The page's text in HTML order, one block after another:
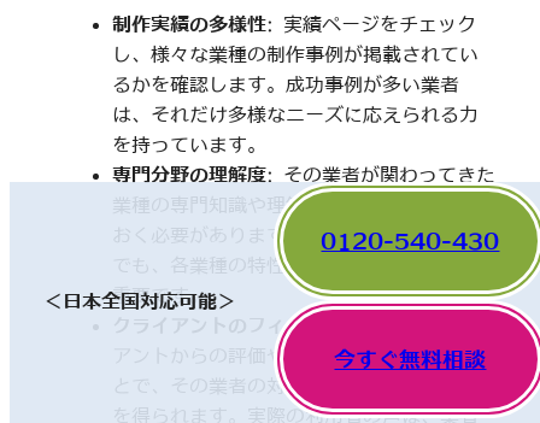
制作実績の多様性: 実績ページをチェック
し、様々な業種の制作事例が掲載されてい
るかを確認します。成功事例が多い業者
は、それだけ多様なニーズに応えられる力
を持っています。
専門分野の理解度: その業者が関わってきた
業種の専門知識や理解度についても触れて
おく必要があります。一見、異なった分野
でも、各業種の特性を理解していることが
重要です。
クライアントのフィードバック
アントからの評価やレビューを確認するこ
とで、その業者の対応や成果に関する情報
を得られます。実際の利用者の声は、業者
＜日本全国対応可能＞
0120-540-430
今すぐ無料相談